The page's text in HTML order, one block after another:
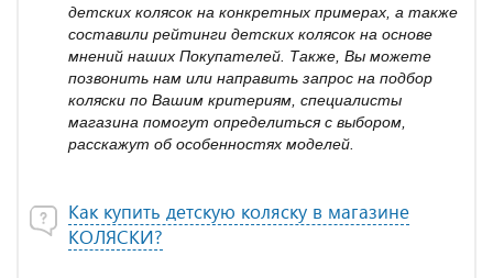
детских колясок на конкретных примерах, а также
составили рейтинги детских колясок на основе
мнений наших Покупателей. Также, Вы можете
позвонить нам или направить запрос на подбор
коляски по Вашим критериям, специалисты
магазина помогут определиться с выбором,
расскажут об особенностях моделей.
Как купить детскую коляску в магазине
КОЛЯСКИ?